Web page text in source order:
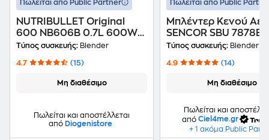
Πωλείται από Public Partner
NUTRIBULLET Original
600 NB606B 0.7L 600W
Μπλέντερ με 3 εξαρτήματα
Τύπος συσκευής: Blender
4.7 (15)
Μη διαθέσιμο
Πωλείται και αποστέλλεται
από Diogenistore
Πωλείται από Public
Μπλέντερ Κενού
SENCOR SBU
1500 W με 2 Φιάλες
Τύπος συσκευής: Blender
4.9 (14)
Μη διαθέσιμο
Πωλείται και
από Ciel4me.gr
+ 1 ακόμα Public